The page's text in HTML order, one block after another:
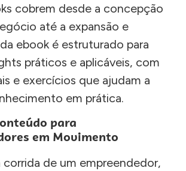
cobrem desde a concepção
até a expansão e
ebook é estruturado para
práticos e aplicáveis, com
e exercícios que ajudam a
em prática.
para
em Movimento
corrida de um empreendedor,